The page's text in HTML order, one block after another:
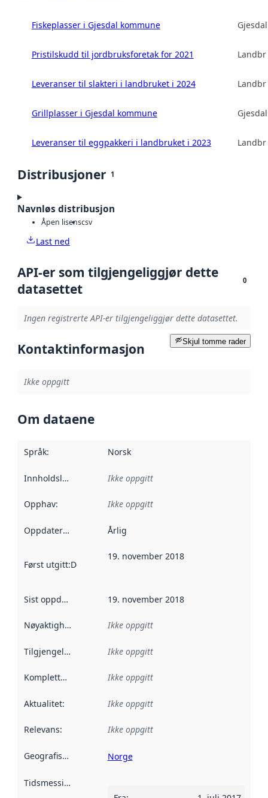
Fiskeplasser i Gjesdal kommune
Pristilskudd til jordbruksforetak for 2021
Leveranser til slakteri i landbruket i 2024
Grillplasser i Gjesdal kommune
Leveranser til eggpakkeri i landbruket i 2023
Distribusjoner 1
Navnløs distribusjon
Åpen lisenscsv
Last ned
API-er som tilgjengeliggjør dette
datasettet
0
Ingen registrerte API-er tilgjengeliggjør dette datasettet.
Skjul tomme rader
Kontaktinformasjon
Ikke oppgitt
Om dataene
Språk: Norsk
Innholdsleverandører :
Ikke oppgitt
Opphav: Ikke oppgitt
Oppdateringsfrekvens :
Årlig
Først utgitt:Denne datoen sier når dataene i dette
19. november 2018
Sist oppdatert 19. november 2018
Nøyaktighet Ikke oppgitt
Tilgjengelighet Ikke oppgitt
Kompletthet Ikke oppgitt
Aktualitet: Ikke oppgitt
Relevans: Ikke oppgitt
Geografisk avgrensning :
Norge
Tidsmessig avgrensning